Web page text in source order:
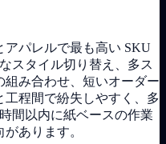
パレルで最も高い SKU
スタイル切り替え、多ス
組み合わせ、短いオーダー
程間で紛失しやすく、多
間以内に紙ベースの作業
あります。